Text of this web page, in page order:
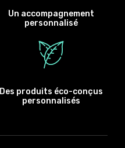
Un accompagnement
personnalisé
Des produits éco-conçus
personnalisés